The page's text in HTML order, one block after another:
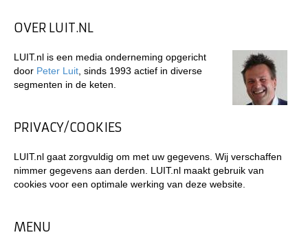
OVER LUIT.NL
LUIT.nl is een media onderneming opgericht
door Peter Luit , sinds 1993 actief in diverse
segmenten in de keten.
PRIVACY/COOKIES
LUIT.nl gaat zorgvuldig om met uw gegevens. Wij verschaffen
nimmer gegevens aan derden. LUIT.nl maakt gebruik van
cookies voor een optimale werking van deze website.
MENU